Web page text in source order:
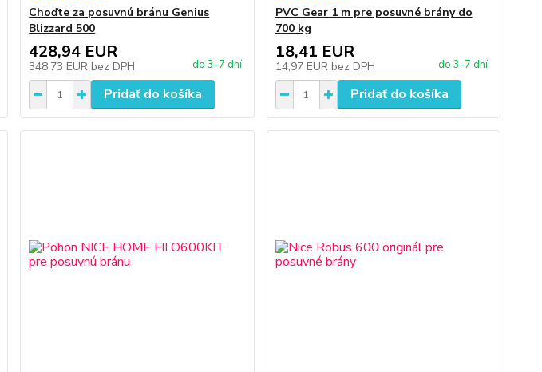
Choďte za posuvnú bránu Genius
Blizzard 500
428,94 EUR
348,73 EUR bez DPH do 3-7 dní
Pridať do košíka
PVC Gear 1 m pre posuvné brány do
700 kg
18,41 EUR
14,97 EUR bez DPH do 3-7 dní
Pridať do košíka